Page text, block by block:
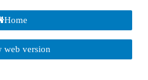
Home
web version